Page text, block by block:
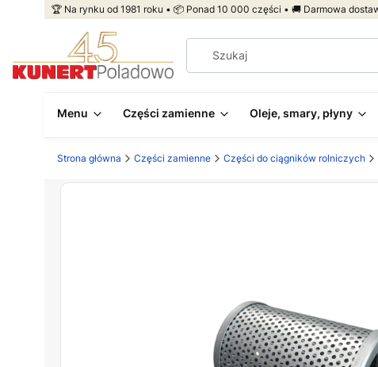
🏆 Na rynku od 1981 roku • 📦 Ponad 10 000 części • 🚚 Darmowa
Menu Części zamienne Oleje, smary, płyny
Strona główna Części zamienne Części do ciągników rolniczych